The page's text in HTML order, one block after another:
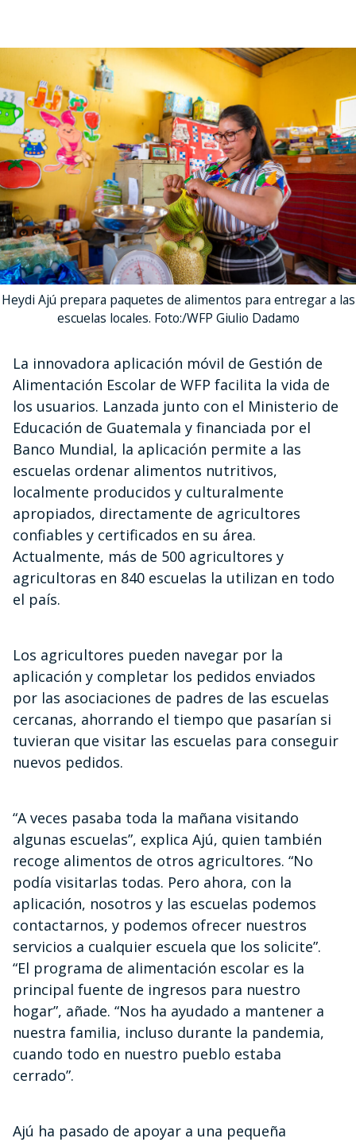
Heydi Ajú prepara paquetes de alimentos para entregar a las
escuelas locales. Foto:/WFP Giulio Dadamo
La innovadora aplicación móvil de Gestión de
Alimentación Escolar de WFP facilita la vida de
los usuarios. Lanzada junto con el Ministerio de
Educación de Guatemala y financiada por el
Banco Mundial, la aplicación permite a las
escuelas ordenar alimentos nutritivos,
localmente producidos y culturalmente
apropiados, directamente de agricultores
confiables y certificados en su área.
Actualmente, más de 500 agricultores y
agricultoras en 840 escuelas la utilizan en todo
el país.
Los agricultores pueden navegar por la
aplicación y completar los pedidos enviados
por las asociaciones de padres de las escuelas
cercanas, ahorrando el tiempo que pasarían si
tuvieran que visitar las escuelas para conseguir
nuevos pedidos.
“A veces pasaba toda la mañana visitando
algunas escuelas”, explica Ajú, quien también
recoge alimentos de otros agricultores. “No
podía visitarlas todas. Pero ahora, con la
aplicación, nosotros y las escuelas podemos
contactarnos, y podemos ofrecer nuestros
servicios a cualquier escuela que los solicite”.
“El programa de alimentación escolar es la
principal fuente de ingresos para nuestro
hogar”, añade. “Nos ha ayudado a mantener a
nuestra familia, incluso durante la pandemia,
cuando todo en nuestro pueblo estaba
cerrado”.
Ajú ha pasado de apoyar a una pequeña